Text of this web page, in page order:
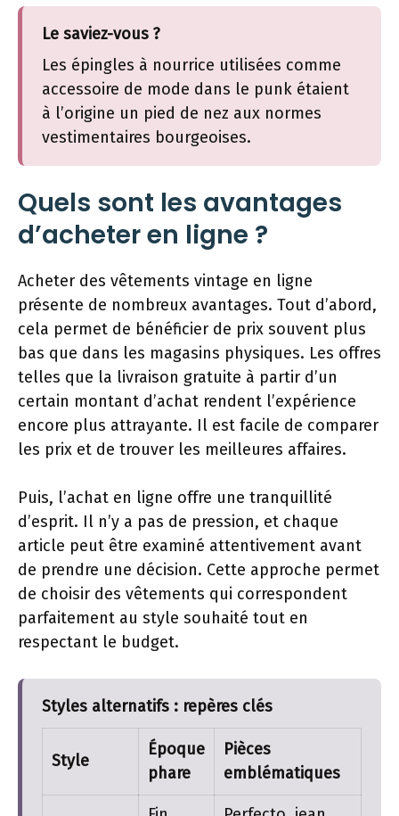
Le saviez-vous ?
Les épingles à nourrice utilisées comme
accessoire de mode dans le punk étaient
à l’origine un pied de nez aux normes
vestimentaires bourgeoises.
Quels sont les avantages
d’acheter en ligne ?
Acheter des vêtements vintage en ligne
présente de nombreux avantages. Tout d’abord,
cela permet de bénéficier de prix souvent plus
bas que dans les magasins physiques. Les offres
telles que la livraison gratuite à partir d’un
certain montant d’achat rendent l’expérience
encore plus attrayante. Il est facile de comparer
les prix et de trouver les meilleures affaires.
Puis, l’achat en ligne offre une tranquillité
d’esprit. Il n’y a pas de pression, et chaque
article peut être examiné attentivement avant
de prendre une décision. Cette approche permet
de choisir des vêtements qui correspondent
parfaitement au style souhaité tout en
respectant le budget.
Styles alternatifs : repères clés
Style
Époque
phare
Pièces
emblématiques